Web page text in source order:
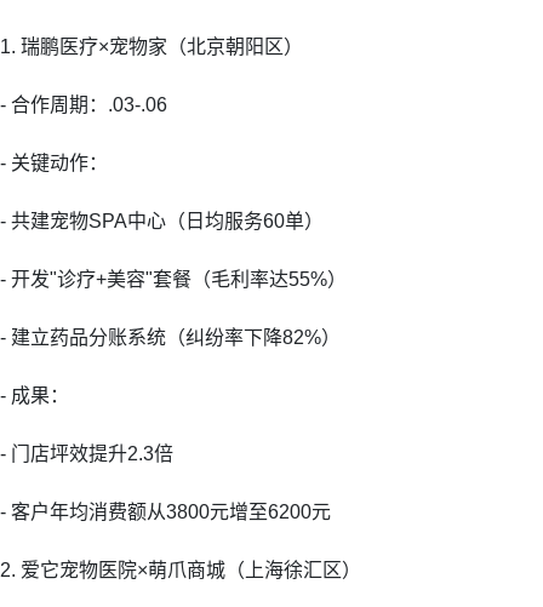
1. 瑞鹏医疗×宠物家（北京朝阳区）
- 合作周期：.03-.06
- 关键动作：
- 共建宠物SPA中心（日均服务60单）
- 开发"诊疗+美容"套餐（毛利率达55%）
- 建立药品分账系统（纠纷率下降82%）
- 成果：
- 门店坪效提升2.3倍
- 客户年均消费额从3800元增至6200元
2. 爱它宠物医院×萌爪商城（上海徐汇区）